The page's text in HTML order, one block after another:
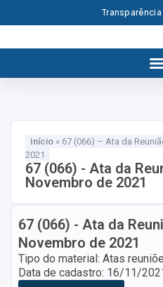
Transparência
Início » 67 (066) – Ata da
2021
67 (066) - Ata da
Novembro de 2021
67 (066) - Ata da
Novembro de 2021
Tipo do material: Atas
Data de cadastro: 16/11/